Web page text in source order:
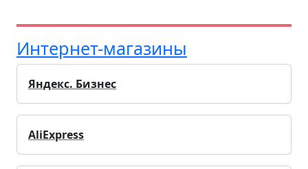
Интернет-магазины
Яндекс. Бизнес
AliExpress